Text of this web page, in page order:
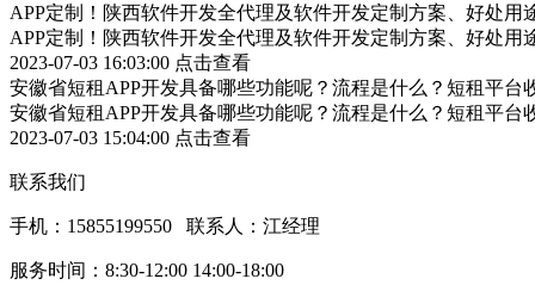
APP定制！陕西软件开发全代理及软件开发定制方案、好处用
APP定制！陕西软件开发全代理及软件开发定制方案、好处用
2023-07-03 16:03:00 点击查看
安徽省短租APP开发具备哪些功能呢？流程是什么？短租平台
安徽省短租APP开发具备哪些功能呢？流程是什么？短租平台
2023-07-03 15:04:00 点击查看
联系我们
手机：15855199550 联系人：江经理
服务时间：8:30-12:00 14:00-18:00